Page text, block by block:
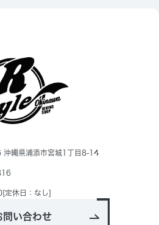
縄県浦添市宮城1丁目8-14
休日：なし]
問い合わせ